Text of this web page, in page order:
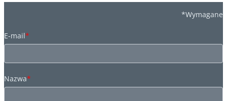
*Wymagane
E-mail*
Nazwa*